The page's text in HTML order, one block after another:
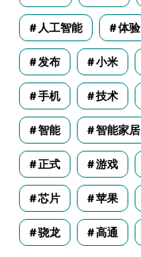
人工智能 体验
发布 小米
手机 技术
智能 智能家居
正式 游戏
芯片 苹果
骁龙 高通